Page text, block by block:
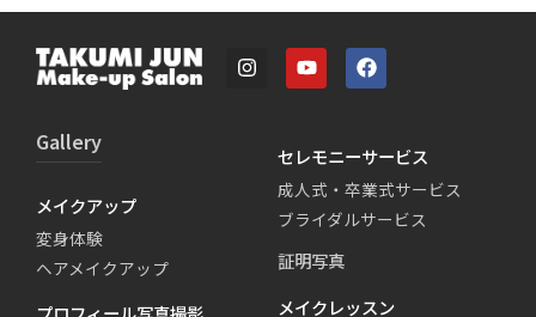
Gallery
メイクアップ
変身体験
ヘアメイクアップ
セレモニーサービス
成人式・卒業式サービス
ブライダルサービス
証明写真
メイクレッスン